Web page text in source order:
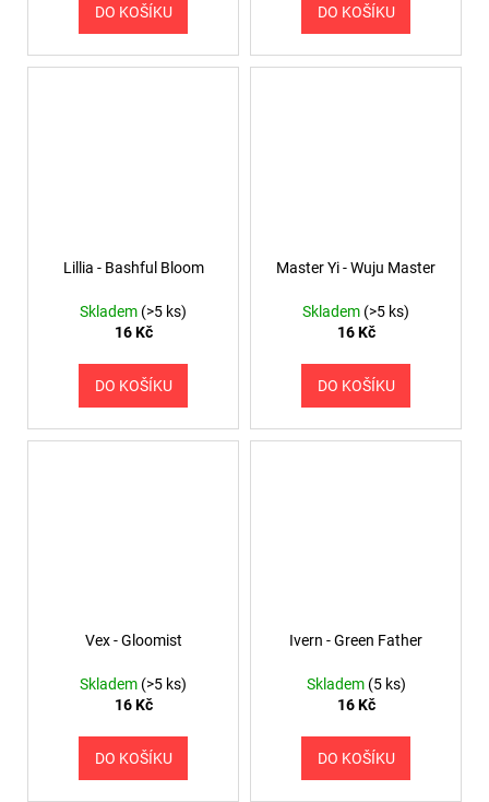
DO KOŠÍKU DO KOŠÍKU
Lillia - Bashful Bloom
Skladem (>5 ks)
16 Kč
DO KOŠÍKU
Master Yi - Wuju Master
Skladem (>5 ks)
16 Kč
DO KOŠÍKU
Vex - Gloomist
Skladem (>5 ks)
16 Kč
DO KOŠÍKU
Ivern - Green Father
Skladem (5 ks)
16 Kč
DO KOŠÍKU